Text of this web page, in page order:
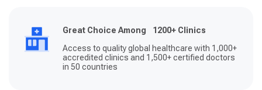
Great Choice Among 1200+ Clinics
Access to quality global healthcare with 1,000+
accredited clinics and 1,500+ certified doctors
in 50 countries